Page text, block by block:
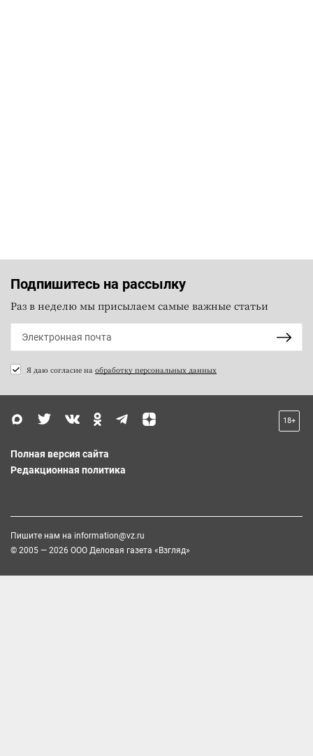
Подпишитесь на рассылку
Раз в неделю мы присылаем самые важные статьи
Я даю согласие на обработку персональных данных
18+
Полная версия сайта
Редакционная политика
Пишите нам на information@vz.ru
© 2005 — 2026 ООО Деловая газета «Взгляд»